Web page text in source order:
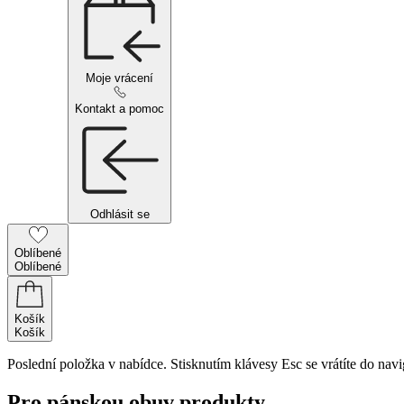
Moje vrácení
Kontakt a pomoc
Odhlásit se
Oblíbené
Oblíbené
Košík
Košík
Poslední položka v nabídce. Stisknutím klávesy Esc se vrátíte do